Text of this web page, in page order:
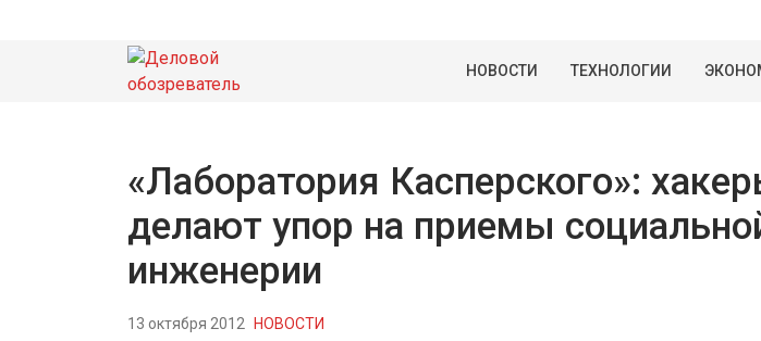
НОВОСТИ ТЕХНОЛОГИИ
«Лаборатория Касперского»:
делают упор на приемы
инженерии
13 октября 2012 НОВОСТИ